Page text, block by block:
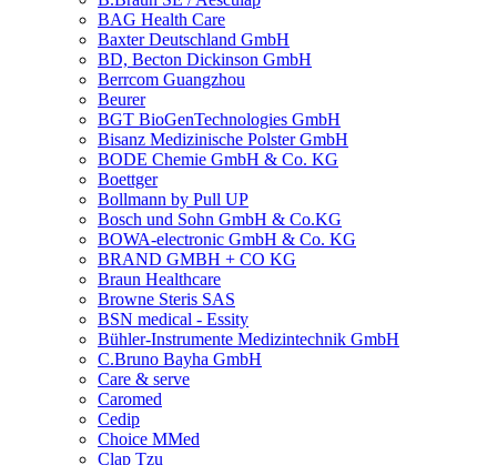
BAG Health Care
Baxter Deutschland GmbH
BD, Becton Dickinson GmbH
Berrcom Guangzhou
Beurer
BGT BioGenTechnologies GmbH
Bisanz Medizinische Polster GmbH
BODE Chemie GmbH & Co. KG
Boettger
Bollmann by Pull UP
Bosch und Sohn GmbH & Co.KG
BOWA-electronic GmbH & Co. KG
BRAND GMBH + CO KG
Braun Healthcare
Browne Steris SAS
BSN medical - Essity
Bühler-Instrumente Medizintechnik GmbH
C.Bruno Bayha GmbH
Care & serve
Caromed
Cedip
Choice MMed
Clap Tzu